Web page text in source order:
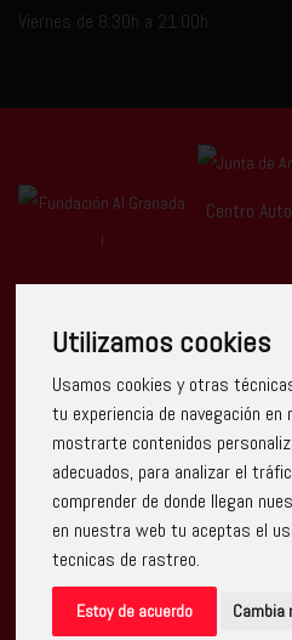
Utilizamos cookies
Usamos cookies y otras
tu experiencia de navegación en
mostrarte contenidos
adecuados, para analizar el
comprender de donde llegan
en nuestra web tu aceptas el
tecnicas de rastreo.
Estoy de acuerdo Cambia
Viernes de 8:30h a 21:00h
Centro
Escuela Arte Granada ha
Europea con cargo al
2014-2020, financiada como
a la pandemia de COVID-19
sobrecoste energético de
y autónomos especialmente
los precios del gas natural y
impacto de la guerra de